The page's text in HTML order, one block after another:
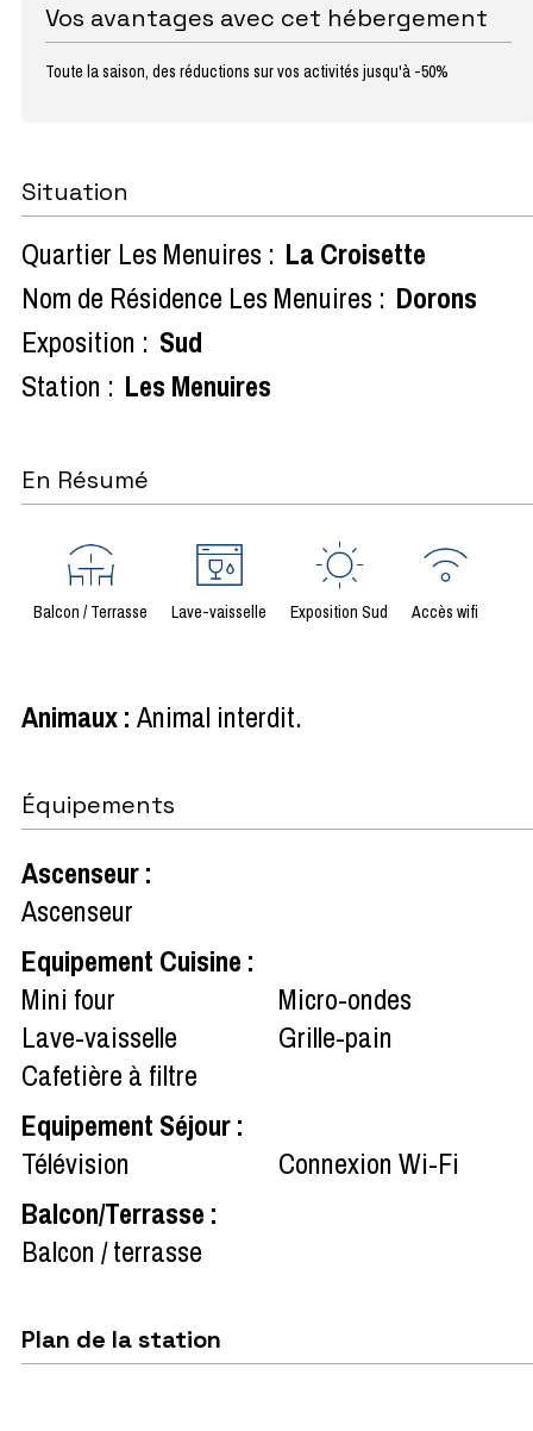
Vos avantages avec cet hébergement
Toute la saison, des réductions sur vos activités jusqu'à -50%
Situation
Quartier Les Menuires : La Croisette
Nom de Résidence Les Menuires : Dorons
Exposition : Sud
Station : Les Menuires
En Résumé
Balcon / Terrasse Lave-vaisselle Exposition Sud Accès wifi
Animaux: Animal interdit
Équipements
Ascenseur:
Ascenseur
Equipement Cuisine :
Mini four
Micro-ondes
Lave-vaisselle
Grille-pain
Cafetière à filtre
Equipement Séjour:
Télévision
Connexion Wi-Fi
Balcon/Terrasse :
Balcon / terrasse
Plan de la station